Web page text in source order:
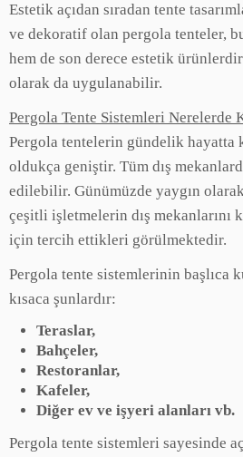
Estetik açıdan sıradan tente
ve dekoratif olan pergola tenteler,
hem de son derece estetik
olarak da uygulanabilir.
Pergola Tente Sistemleri Nerelerde
Pergola tentelerin gündelik hayatta
oldukça geniştir. Tüm dış
edilebilir. Günümüzde yaygın
çeşitli işletmelerin dış mekanlarını
için tercih ettikleri görülmektedir.
Pergola tente sistemlerinin başlıca
kısaca şunlardır:
Teraslar,
Bahçeler,
Restoranlar,
Kafeler,
Diğer ev ve işyeri alanları vb.
Pergola tente sistemleri sayesinde